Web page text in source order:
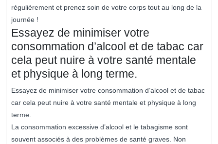
régulièrement et prenez soin de votre corps tout au long de la
journée !
Essayez de minimiser votre
consommation d’alcool et de tabac car
cela peut nuire à votre santé mentale
et physique à long terme.
Essayez de minimiser votre consommation d’alcool et de tabac
car cela peut nuire à votre santé mentale et physique à long
terme.
La consommation excessive d’alcool et le tabagisme sont
souvent associés à des problèmes de santé graves. Non